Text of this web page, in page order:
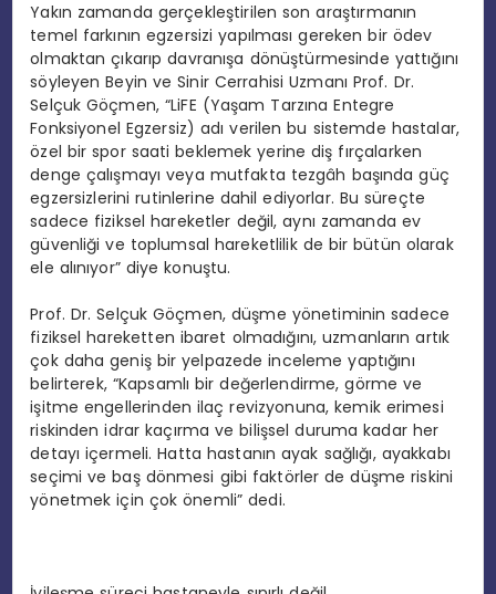
Yakın zamanda gerçekleştirilen son araştırmanın
temel farkının egzersizi yapılması gereken bir ödev
olmaktan çıkarıp davranışa dönüştürmesinde yattığını
söyleyen Beyin ve Sinir Cerrahisi Uzmanı Prof. Dr.
Selçuk Göçmen, “LiFE (Yaşam Tarzına Entegre
Fonksiyonel Egzersiz) adı verilen bu sistemde hastalar,
özel bir spor saati beklemek yerine diş fırçalarken
denge çalışmayı veya mutfakta tezgâh başında güç
egzersizlerini rutinlerine dahil ediyorlar. Bu süreçte
sadece fiziksel hareketler değil, aynı zamanda ev
güvenliği ve toplumsal hareketlilik de bir bütün olarak
ele alınıyor” diye konuştu.
Prof. Dr. Selçuk Göçmen, düşme yönetiminin sadece
fiziksel hareketten ibaret olmadığını, uzmanların artık
çok daha geniş bir yelpazede inceleme yaptığını
belirterek, “Kapsamlı bir değerlendirme, görmeve
işitme engellerinden ilaç revizyonuna, kemik erimesi
riskinden idrar kaçırma ve bilişsel duruma kadar her
detayı içermeli. Hatta hastanın ayak sağlığı, ayakkabı
seçimi ve baş dönmesi gibi faktörler de düşme riskini
yönetmek için çok önemli” dedi.